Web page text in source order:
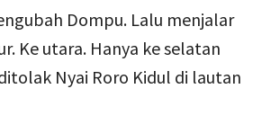
Dompu. Lalu menjalar
Ke utara. Hanya ke selatan
Nyai Roro Kidul di lautan